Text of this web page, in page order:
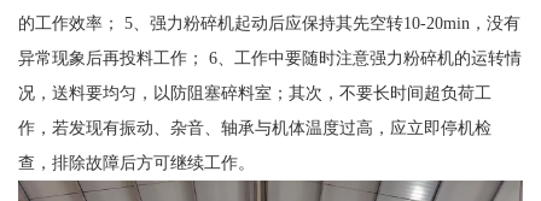
的工作效率； 5、强力粉碎机起动后应保持其先空转10-20min，没有
异常现象后再投料工作； 6、工作中要随时注意强力粉碎机的运转情
况，送料要均匀，以防阻塞碎料室；其次，不要长时间超负荷工
作，若发现有振动、杂音、轴承与机体温度过高，应立即停机检
查，排除故障后方可继续工作。